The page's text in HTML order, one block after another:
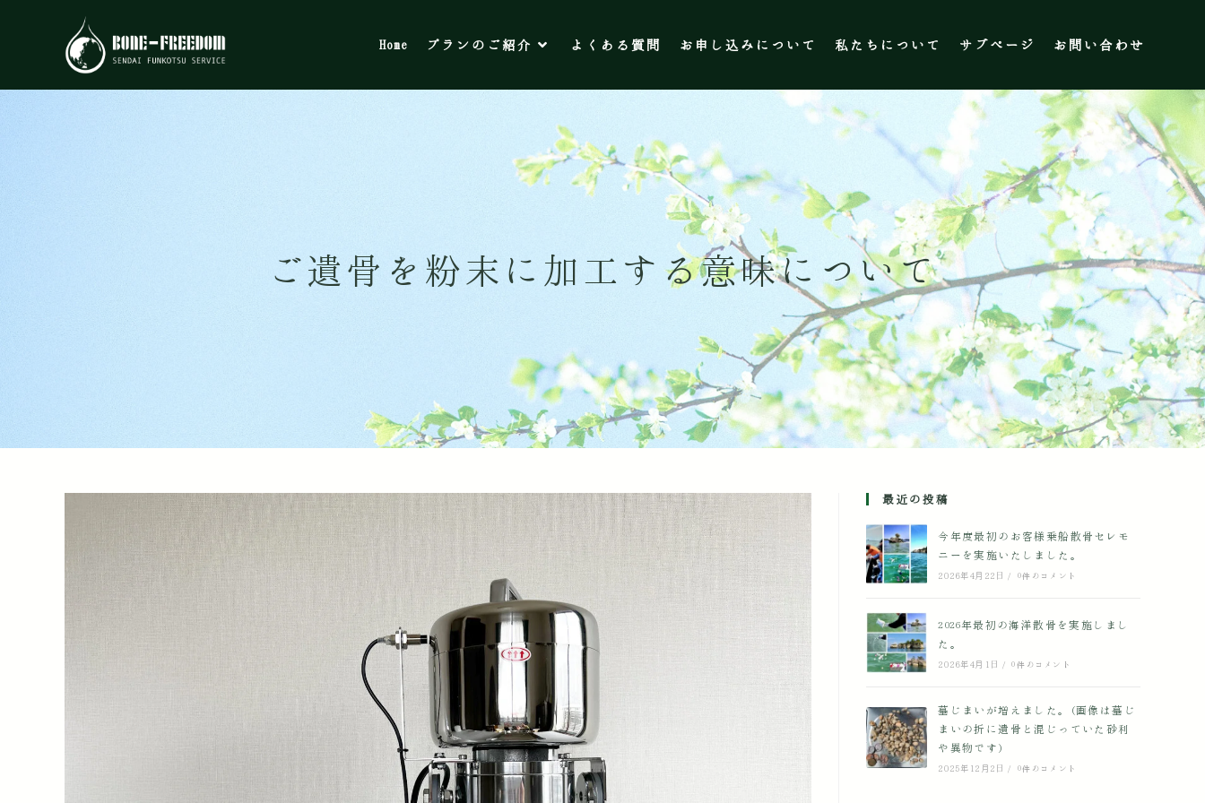
Home プランのご紹介 よくある質問 お申し込みについて 私たちについて サブページ お問い合わせ
ご遺骨を粉末に加工する意味について
最近の投稿
今年度最初のお客様乗船散骨セレモ
ニーを実施いたしました。
2026年4月22日 / 0件のコメント
2026年最初の海洋散骨を実施しまし
た。
2026年4月1日 / 0件のコメント
墓じまいが増えました。(画像は墓じ
まいの折に遺骨と混じっていた砂利
や異物です)
2025年12月2日 / 0件のコメント